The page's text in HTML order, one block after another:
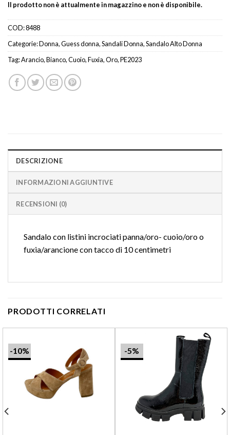
Il prodotto non è attualmente in magazzino e non è disponibile.
COD:8488
Categorie:Donna,Guess donna,Sandali Donna,Sandalo Alto Donna
Tag:Arancio,Bianco,Cuoio,Fuxia,Oro,PE2023
DESCRIZIONE
INFORMAZIONI AGGIUNTIVE
RECENSIONI (0)
Sandalo con listini incrociati panna/oro- cuoio/oro o
fuxia/arancione con tacco di 10 centimetri
PRODOTTI CORRELATI
-10% -5%